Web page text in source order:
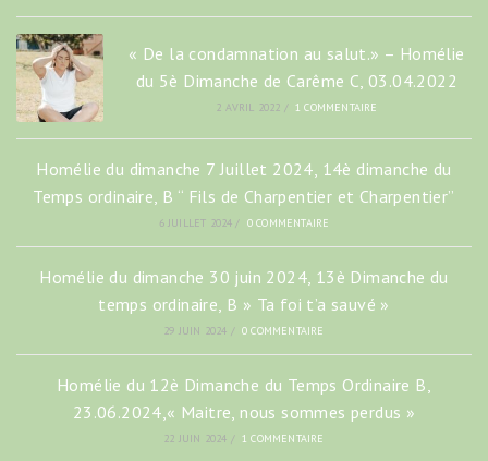
« De la condamnation au salut.» – Homélie
du 5è Dimanche de Carême C, 03.04.2022
2 AVRIL 2022 / 1 COMMENTAIRE
Homélie du dimanche 7 Juillet 2024, 14è dimanche du
Temps ordinaire, B “ Fils de Charpentier et Charpentier”
6 JUILLET 2024 / 0 COMMENTAIRE
Homélie du dimanche 30 juin 2024, 13è Dimanche du
temps ordinaire, B » Ta foi t’a sauvé »
29 JUIN 2024 / 0 COMMENTAIRE
Homélie du 12è Dimanche du Temps Ordinaire B,
23.06.2024,« Maitre, nous sommes perdus »
22 JUIN 2024 / 1 COMMENTAIRE